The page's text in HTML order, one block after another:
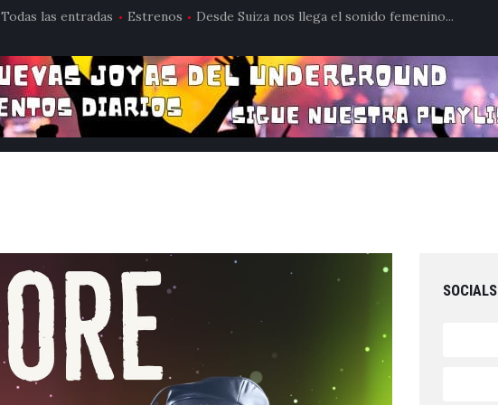
Todas las entradas Estrenos Desde Suiza nos llega el sonido femenino...
SOCIALS